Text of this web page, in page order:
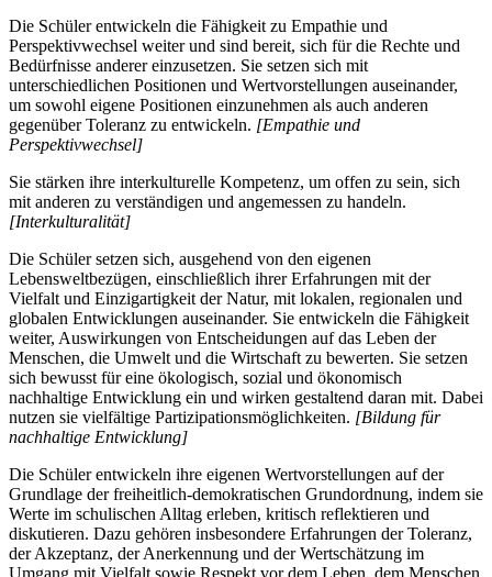
Die Schüler entwickeln die Fähigkeit zu Empathie und
Perspektivwechsel weiter und sind bereit, sich für die Rechte und
Bedürfnisse anderer einzusetzen. Sie setzen sich mit
unterschiedlichen Positionen und Wertvorstellungen auseinander,
um sowohl eigene Positionen einzunehmen als auch anderen
gegenüber Toleranz zu entwickeln. [Empathie und
Perspektivwechsel]
Sie stärken ihre interkulturelle Kompetenz, um offen zu sein, sich
mit anderen zu verständigen und angemessen zu handeln.
[Interkulturalität]
Die Schüler setzen sich, ausgehend von den eigenen
Lebensweltbezügen, einschließlich ihrer Erfahrungen mit der
Vielfalt und Einzigartigkeit der Natur, mit lokalen, regionalen und
globalen Entwicklungen auseinander. Sie entwickeln die Fähigkeit
weiter, Auswirkungen von Entscheidungen auf das Leben der
Menschen, die Umwelt und die Wirtschaft zu bewerten. Sie setzen
sich bewusst für eine ökologisch, sozial und ökonomisch
nachhaltige Entwicklung ein und wirken gestaltend daran mit. Dabei
nutzen sie vielfältige Partizipationsmöglichkeiten. [Bildung für
nachhaltige Entwicklung]
Die Schüler entwickeln ihre eigenen Wertvorstellungen auf der
Grundlage der freiheitlich-demokratischen Grundordnung, indem sie
Werte im schulischen Alltag erleben, kritisch reflektieren und
diskutieren. Dazu gehören insbesondere Erfahrungen der Toleranz,
der Akzeptanz, der Anerkennung und der Wertschätzung im